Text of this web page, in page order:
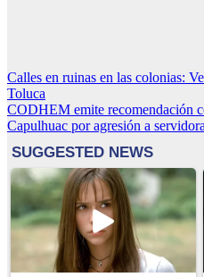
Navegación
de
entradas
Calles en ruinas en las colonias:
Toluca
CODHEM emite recomendación
Capulhuac por agresión a